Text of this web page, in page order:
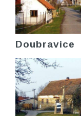
Doubravice